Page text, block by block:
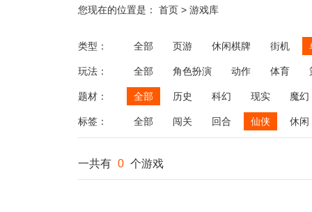
您现在的位置是： 首页 > 游戏库
类型： 全部 页游 休闲棋牌 街机
玩法： 全部 角色扮演 动作 体育
飞行
恋爱 第三人称射击 棋类
题材： 全部 历史 科幻 现实 魔幻
标签： 全部 闯关 回合 仙侠 休闲
一共有 0 个游戏